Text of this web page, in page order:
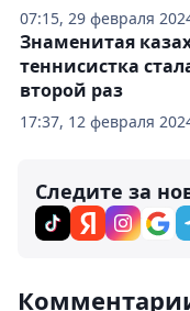
07:15, 29 февраля
17:37, 12 февраля
Знаменитая
теннисистка
второй раз
Следите за